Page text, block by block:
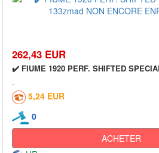
262,43 EUR
✔️ FIUME 1920 PERF. SHIFTED
5,24 EUR
0
ACHETER